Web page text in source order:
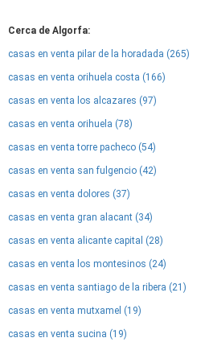
Cerca de Algorfa:
casas en venta pilar de la horadada (265)
casas en venta orihuela costa (166)
casas en venta los alcazares (97)
casas en venta orihuela (78)
casas en venta torre pacheco (54)
casas en venta san fulgencio (42)
casas en venta dolores (37)
casas en venta gran alacant (34)
casas en venta alicante capital (28)
casas en venta los montesinos (24)
casas en venta santiago de la ribera (21)
casas en venta mutxamel (19)
casas en venta sucina (19)